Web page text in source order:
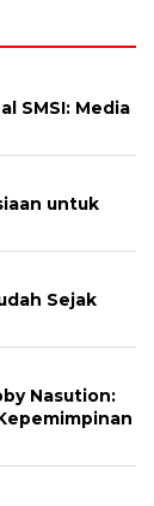
SMSI: Media
untuk
Sejak
Nasution: